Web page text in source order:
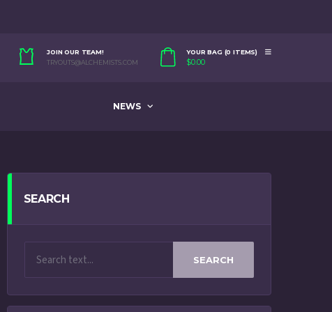
JOIN OUR TEAM!
TRYOUTS@ALCHEMISTS.COM
YOUR BAG (0 ITEMS)
$0.00
NEWS
SEARCH
SEARCH